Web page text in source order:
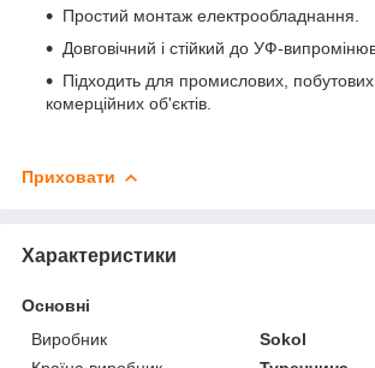
Простий монтаж електрообладнання.
Довговічний і стійкий до УФ-
Підходить для промислових, побутових
комерційних об'єктів.
Приховати
Характеристики
Основні
Виробник
Sokol